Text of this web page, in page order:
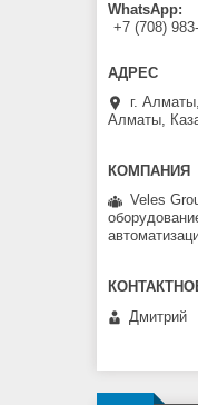
WhatsApp
+7 (708)
г.
Алматы,
Veles
Дмитрий